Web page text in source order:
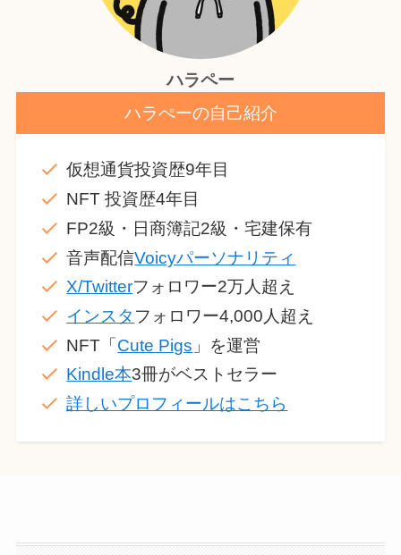
ハラペー
ハラぺーの自己紹介
仮想通貨投資歴9年目
NFT 投資歴4年目
FP2級・日商簿記2級・宅建保有
音声配信Voicyパーソナリティ
X/Twitterフォロワー2万人超え
インスタ フォロワー4,000人超え
NFT「Cute Pigs 」を運営
Kindle本3冊がベストセラー
詳しいプロフィールはこちら